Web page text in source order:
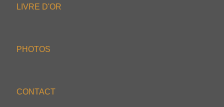
LIVRE D'OR
PHOTOS
CONTACT